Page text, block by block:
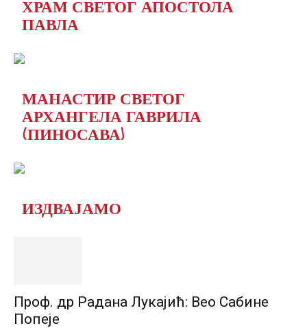
ХРАМ СВЕТОГ АПОСТОЛА
ПАВЛА
МАНАСТИР СВЕТОГ
АРХАНГЕЛА ГАВРИЛА
(ПИНОСАВА)
ИЗДВАЈАМО
Проф. др Радана Лукајић: Вео Сабине
Попеје